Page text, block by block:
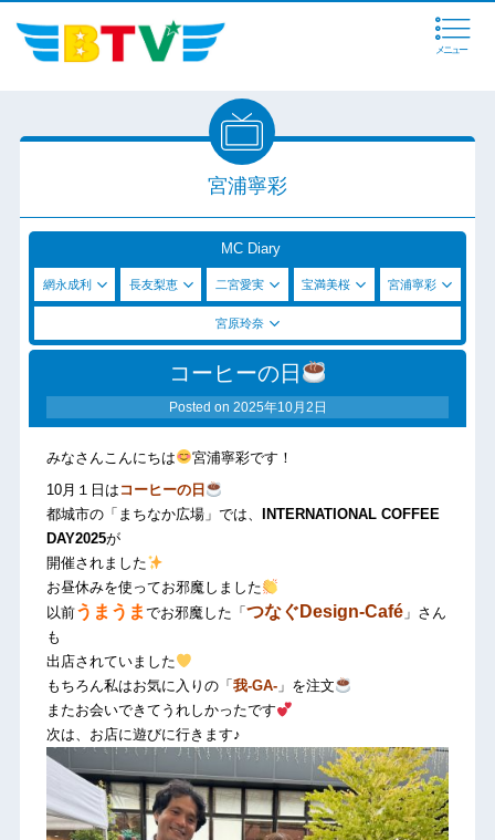
メニュー
宮浦寧彩
MC Diary
網永成利 長友梨恵 二宮愛実 宝満美桜 宮浦寧彩
宮原玲奈
コーヒーの日
Posted on 2025年10月2日
みなさんこんにちは
宮浦寧彩です！
10月１日は コーヒーの日
都城市の「まちなか広場」では、
INTERNATIONAL COFFEE
DAY2025が
開催されました
お昼休みを使ってお邪魔しました
以前うまうま でお邪魔した「 つなぐDesign-Café」さん
も
出店されていました
もちろん私はお気に入りの「 我-GA-」を注文
またお会いできてうれしかったです
次は、お店に遊びに行きます♪